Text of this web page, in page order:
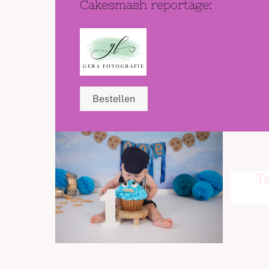
Cakesmash reportage:
Bestellen